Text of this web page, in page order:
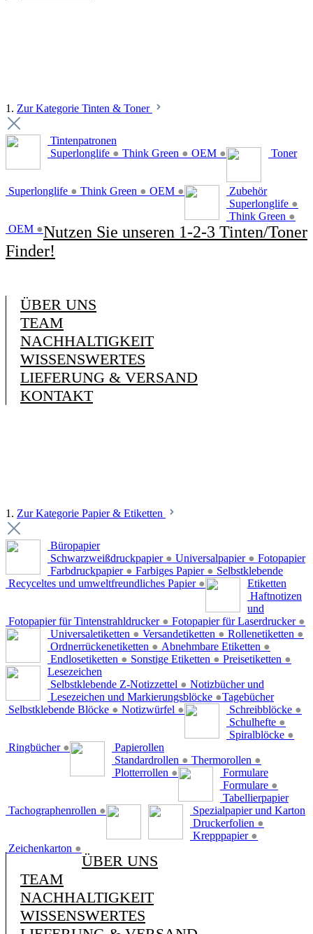
1. Zur Kategorie Tinten & Toner
Tintenpatronen
Superlonglife ● Think Green ● OEM ● Toner
Superlonglife ● Think Green ● OEM ●
Zubehör
Superlonglife ●
Think Green ●
OEM ●Nutzen Sie unseren 1-2-3 Tinten/Toner
Finder!
ÜBER UNS
TEAM
NACHHALTIGKEIT
WISSENSWERTES
LIEFERUNG & VERSAND
KONTAKT
1. Zur Kategorie Papier & Etiketten
Büropapier
Schwarzweißdruckpapier ● Universalpapier ●
Farbdruckpapier ● Farbiges Papier ●
Recyceltes und umweltfreundliches Papier ●
Fotopapier
Fotopapier für Tintenstrahldrucker ● Fotopapier für Laserdrucker ●
Selbstklebende
Etiketten
Universaletiketten ● Versandetiketten ● Rollenetiketten ●
Ordnerrückenetiketten ● Abnehmbare Etiketten ●
Endlosetiketten ● Sonstige Etiketten ● Preisetiketten ●
Haftnotizen
und
Lesezeichen
Selbstklebende Z-Notizzettel ●
Lesezeichen und Markierungsblöcke ●
Selbstklebende Blöcke ● Notizwürfel ●
Notizbücher und
Tagebücher
Schreibblöcke ●
Schulhefte ●
Spiralblöcke ●
Ringbücher ●
Papierollen
Standardrollen ● Thermorollen ●
Plotterrollen ●
Formulare
Formulare ●
Tachographenrollen ●
Tabellierpapier
Spezialpapier und Karton
Druckerfolien ●
Krepppapier ●
Zeichenkarton ●
ÜBER UNS
TEAM
NACHHALTIGKEIT
WISSENSWERTES